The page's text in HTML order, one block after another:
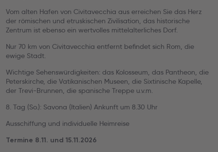
Vom alten Hafen von Civitavecchia aus erreichen Sie das Herz
der römischen und etruskischen Zivilisation, das historische
Zentrum ist ebenso ein wertvolles mittelalterliches Dorf.
Nur 70 km von Civitavecchia entfernt befindet sich Rom, die
ewige Stadt.
Wichtige Sehenswürdigkeiten: das Kolosseum, das Pantheon, die
Peterskirche, die Vatikanischen Museen, die Sixtinische Kapelle,
der Trevi-Brunnen, die spanische Treppe u.v.m.
8. Tag (So.): Savona (Italien) Ankunft um 8.30 Uhr
Ausschiffung und individuelle Heimreise
Termine 8.11. und 15.11.2026